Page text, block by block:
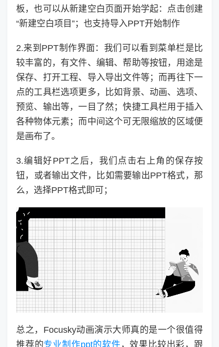
板，也可以从新建空白页面开始学起：点击创建
“新建空白项目”；也支持导入PPT开始制作
2.来到PPT制作界面：我们可以看到菜单栏是比
较丰富的，有文件、编辑、帮助等按钮，用途是
保存、打开工程、导入导出文件等；而再往下一
点的工具栏选项更多，比如背景、动画、选项、
预览、输出等，一目了然；快捷工具栏用于插入
各种物体元素；而中间这个可无限缩放的区域便
是画布了。
3.编辑好PPT之后，我们点击右上角的保存按
钮，或者输出文件，比如需要输出PPT格式，那
么，选择PPT格式即可；
总之，Focusky动画演示大师真的是一个很值得
推荐的专业制作ppt的软件 ，效果比较出彩，跟